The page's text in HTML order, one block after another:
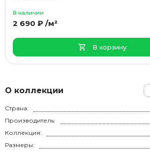
О коллекции
Страна:
Производитель:
Коллекция:
Размеры:
В наличии
2 690 ₽ /м²
В корзину